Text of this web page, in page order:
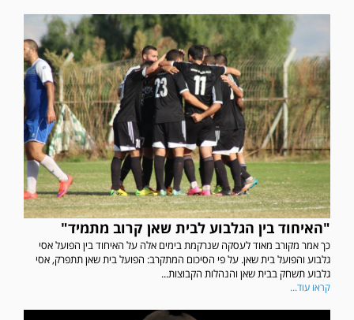
"האיחוד בין הגלבוע לבית שאן קרוב מתמיד"
כך אמר מקורב מאוד לעסקה שנרקמת בימים אלה על האיחוד בין הפועל אסי
גלבוע והפועל בית שאן. על פי הסיכום המתקרב: הפועל בית שאן תתפרק, אסי
גלבוע תשחק בבית שאן והנהלות הקבוצות...
קראו עוד...